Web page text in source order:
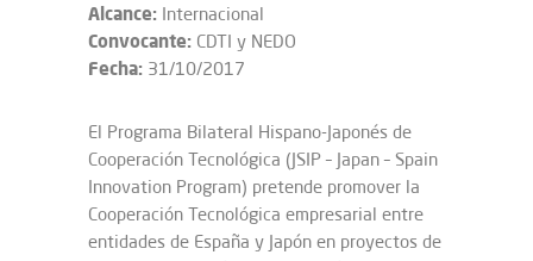
Alcance: Internacional
Convocante: CDTI y NEDO
Fecha: 31/10/2017
El Programa Bilateral Hispano-Japonés de
Cooperación Tecnológica (JSIP – Japan – Spain
Innovation Program) pretende promover la
Cooperación Tecnológica empresarial entre
entidades de España y Japón en proyectos de